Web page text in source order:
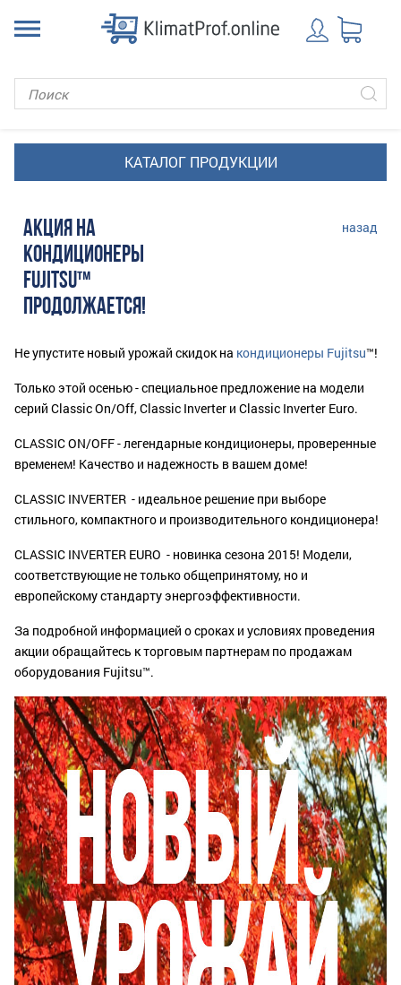
АКЦИЯ НА
КОНДИЦИОНЕРЫ
FUJITSU™
ПРОДОЛЖАЕТСЯ!
назад
Не упустите новый урожай скидок на кондиционеры Fujitsu™!
Только этой осенью - специальное предложение на модели
серий Classic On/Off, Classic Inverter и Classic Inverter Euro.
CLASSIC ON/OFF - легендарные кондиционеры, проверенные
временем! Качество и надежность в вашем доме!
CLASSIC INVERTER - идеальное решение при выборе
стильного, компактного и производительного кондиционера!
CLASSIC INVERTER EURO - новинка сезона 2015! Модели,
соответствующие не только общепринятому, но и
европейскому стандарту энергоэффективности.
За подробной информацией о сроках и условиях проведения
акции обращайтесь к торговым партнерам по продажам
оборудования Fujitsu™.